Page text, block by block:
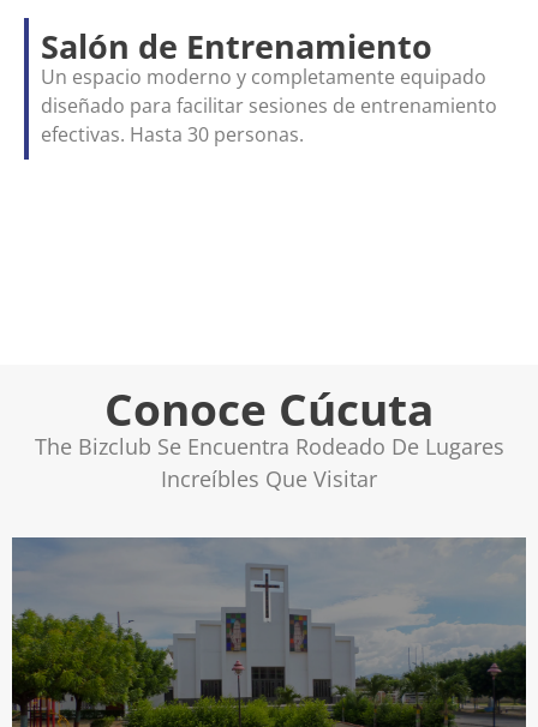
Salón de Entrenamiento
Un espacio moderno y completamente equipado
diseñado para facilitar sesiones de entrenamiento
efectivas. Hasta 30 personas.
Conoce Cúcuta
The Bizclub Se Encuentra Rodeado De Lugares
Increíbles Que Visitar
Kennedy, en la ciudadela de Juan Atalaya, Cúcuta,
Colombia. Su Patrono es San Pio, su fiesta patronal es
celebrada el 21 de agosto.